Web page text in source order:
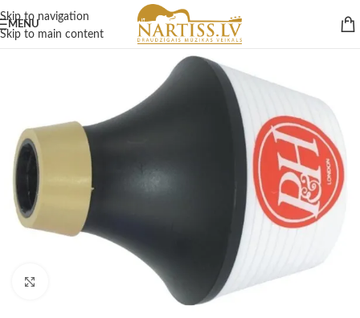
Skip to navigation
Skip to main content
MENU